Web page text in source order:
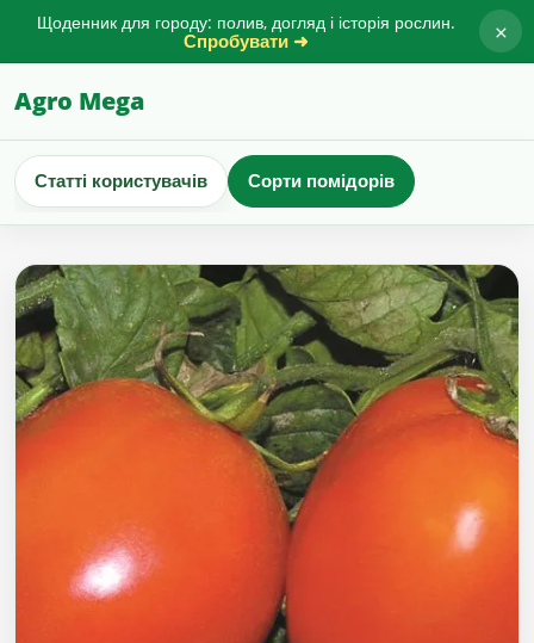
Щоденник для городу: полив, догляд і історія рослин.
Спробувати ➜ ×
Agro Mega
Статті користувачів Сорти помідорів